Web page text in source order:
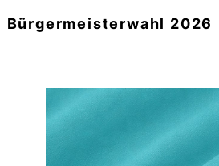
Bürgermeisterwahl 2026